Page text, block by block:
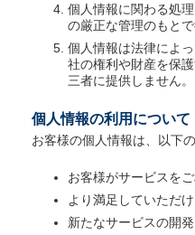
個人情報に関わる処
の厳正な管理のもとで
個人情報は法律によ
社の権利や財産を保
三者に提供しません。
個人情報の利用について
お客様の個人情報は、以下
お客様がサービスを
より満足していただ
新たなサービスの開